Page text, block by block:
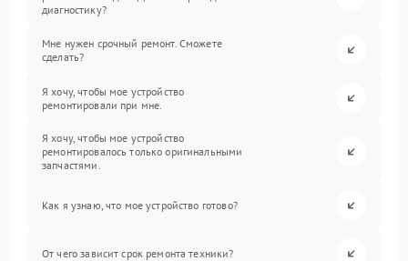
диагностику?
Мне нужен срочный ремонт. Сможете
сделать?
Я хочу, чтобы мое устройство
ремонтировали при мне.
Я хочу, чтобы мое устройство
ремонтировалось только оригинальными
запчастями.
Как я узнаю, что мое устройство готово?
От чего зависит срок ремонта техники?